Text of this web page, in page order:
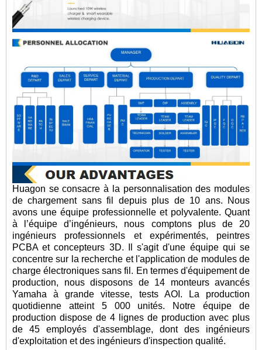
Huagon se consacre à la personnalisation des modules
de chargement sans fil depuis plus de 10 ans. Nous
avons une équipe professionnelle et polyvalente. Quant
à l’équipe d’ingénieurs, nous comptons plus de 20
ingénieurs professionnels et expérimentés, peintres
PCBA et concepteurs 3D. Il s'agit d'une équipe qui se
concentre sur la recherche et l'application de modules de
charge électroniques sans fil. En termes d'équipement de
production, nous disposons de 14 monteurs avancés
Yamaha à grande vitesse, tests AOI. La production
quotidienne atteint 5 000 unités. Notre équipe de
production dispose de 4 lignes de production avec plus
de 45 employés d'assemblage, dont des ingénieurs
d'exploitation et des ingénieurs d'inspection qualité.